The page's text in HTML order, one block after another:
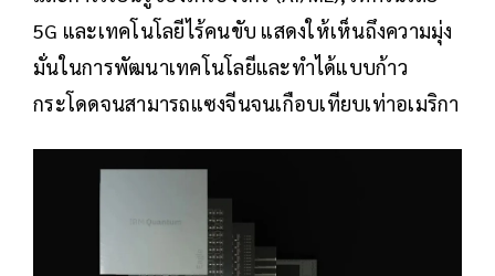
5G และเทคโนโลยีไร้คนขับ แสดงให้เห็นถึงความมุ่ง
มั่นในการพัฒนาเทคโนโลยีและทำได้แบบก้าว
กระโดดจนสามารถแซงจีนจนเกือบเทียบเท่าอเมริกา